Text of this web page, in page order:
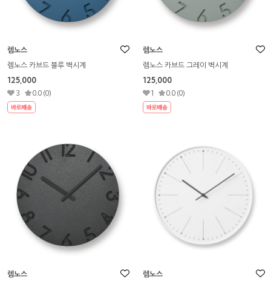
렘노스
렘노스 카브드 블루 벽시계
125,000
3 0.0 (0)
렘노스
렘노스 카브드 그레이 벽시계
125,000
1 0.0 (0)
렘노스
렘노스